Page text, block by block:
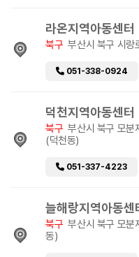
라온지역아동센터
북구 부산시 북구 시
051-338-0924
덕천지역아동센터
북구 부산시 북구 모분
(덕천동)
051-337-4223
늘해랑지역아동센
북구 부산시 북구 모
동)